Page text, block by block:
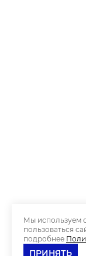
Мы используем
пользоваться
подробнее
ПРИНЯТЬ